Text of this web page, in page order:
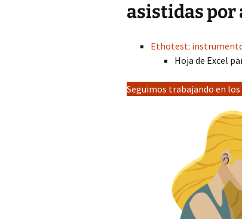
asistidas por
Ethotest:
Hoja de Excel
Seguimos trabajando en